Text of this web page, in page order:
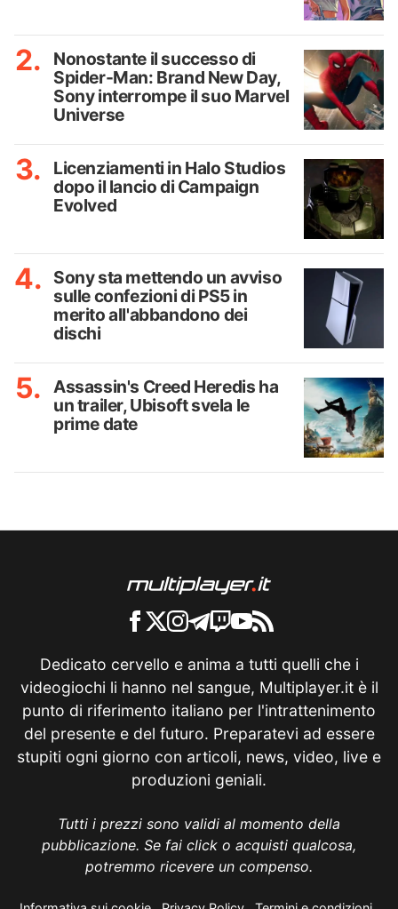
Nonostante il successo di
Spider-Man: Brand New Day,
Sony interrompe il suo Marvel
Universe
Licenziamenti in Halo Studios
dopo il lancio di Campaign
Evolved
Sony sta mettendo un avviso
sulle confezioni di PS5 in
merito all'abbandono dei
dischi
Assassin's Creed Heredis ha
un trailer, Ubisoft svela le
prime date
Dedicato cervello e anima a tutti quelli che i
videogiochi li hanno nel sangue, Multiplayer.it è il
punto di riferimento italiano per l'intrattenimento
del presente e del futuro. Preparatevi ad essere
stupiti ogni giorno con articoli, news, video, live e
produzioni geniali.
Tutti i prezzi sono validi al momento della
pubblicazione. Se fai click o acquisti qualcosa,
potremmo ricevere un compenso.